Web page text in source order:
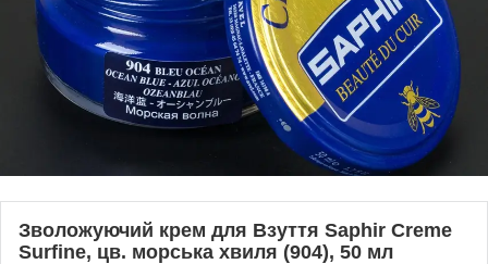
Зволожуючий крем для Взуття Saphir Creme
Surfine, цв. морська хвиля (904), 50 мл